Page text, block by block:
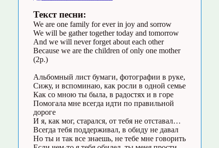
Текст песни:
We are one family for ever in joy and sorrow
We will be gather together today and tomorrow
And we will never forget about each other
Because we are the children of only one mother
(2р.)
Альбомный лист бумаги, фотографии в руке,
Сижу, и вспоминаю, как росли в одной семье
Как со мною ты была, в радостях и в горе
Помогала мне всегда идти по правильной
дороге
И я, как мог, старался, от тебя не отставал…
Всегда тебя поддерживал, в обиду не давал
Но ты и так все знаешь, не тебе мне говорить